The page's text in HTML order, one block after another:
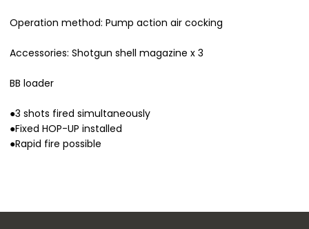
Operation method: Pump action air cocking
Accessories: Shotgun shell magazine x 3
BB loader
●3 shots fired simultaneously
●Fixed HOP-UP installed
●Rapid fire possible